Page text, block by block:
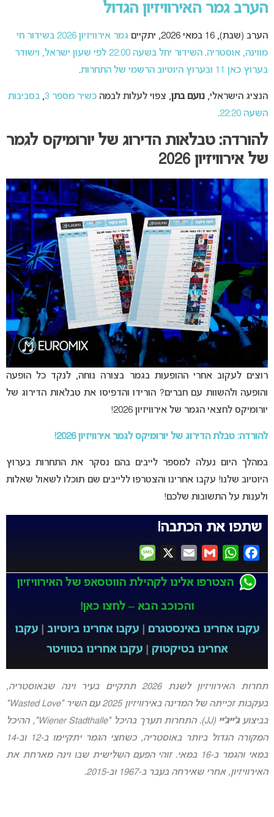
הערב גמר האירוויזיון הגדול
הערב (שבת), 16 במאי 2026, יתקיים גמר אירוויזיון 2026
בשידור חי
מווינה, אוסטריה. השידור יחל בשעה 22:00 לפי שעון ישראל, וישודר
בערוץ כאן 11 ובערוץ היוטיוב הרשמי של התחרות
.
הנציג הישראלי, נועם בתן, צפוי לעלות לבמה כשיר מספר 3 , בסביבות
השעה 22:20
.
להורדה: טבלאות הדירוג של יורומיקס לגמר
של אירוויזיון 2026
רוצים לעקוב אחרי ההופעות בגמר בצורה נוחה, לנקד כל הופעה
והופעה ולהשוות עם חברים? הורידו והדפיסו את טבלאות הדירוג של
יורומיקס לחצאי הגמר של אירוויזיון 2026!
להורדה: טבלת הדירוג של יורומיקס לגמר אירוויזיון 2026!
במהלך היום נעלה למספר לייבים בהם נסקר את התחרות בערוץ
היוטיוב שלנו! עקבו אחרינו והצטרפו ללייבים שם תוכלו לשאול שאלות
ולענות על התשובות שלכם!
שתפו את הכתבה!
Facebook
WhatsApp
Gmail
Email
הצטרפו אלינו לקהילת הווטסאפ של האירוויזיון
והכוכב הבא – לחצו כאן!
עקבו אחרינו באינסטגרם
עקבו אחרינו ביוטיוב
עקבו
אחרינו בטיקטוק
עקבו אחרינו בטוויטר
תחרות האירוויזיון לשנת 2026 תתקיים בעיר וינה שבאוסטריה,
בעקבות זכייתה של המדינה באירוויזיון 2025 עם השיר “Wasted Love”
בביצועג’ייג’יי
(JJ). התחרות תערך בהיכל “Wiener Stadthalle”, ההיכל
המקורה הגדול ביותר באוסטריה, כשחצי הגמר יתקיימו ב-12 וב-14
במאי והגמר ב-16 במאי. זוהי הפעם השלישית שבו וינה מארחת את
האירוויזיון, אחרי שאירחה בעבר ב-1967 וב-2015.